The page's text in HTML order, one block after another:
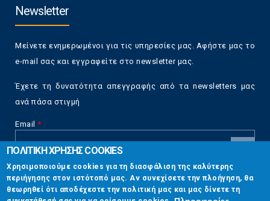
Newsletter
Μείνετε ενημερωμένοι για τις υπηρεσίες μας. Αφήστε μας το
e-mail σας και εγγραφείτε στο newsletter μας.
Έχετε τη δυνατότητα απεγγραφής από τα newsletters μας
ανά πάσα στιγμή
Email *
CAPTCHA
This
question is
for testing
Επικοινωνία
ΠΟΛΙΤΙΚΗ ΧΡΗΣΗΣ COOKIES
Χρησιμοποιούμε cookies για τη διασφάλιση της καλύτερης
περιήγησης στον ιστότοπό μας. Αν συνεχίσετε την πλοήγηση, θα
θεωρηθεί ότι αποδέχεστε την πολιτική μας και μας δίνετε τη